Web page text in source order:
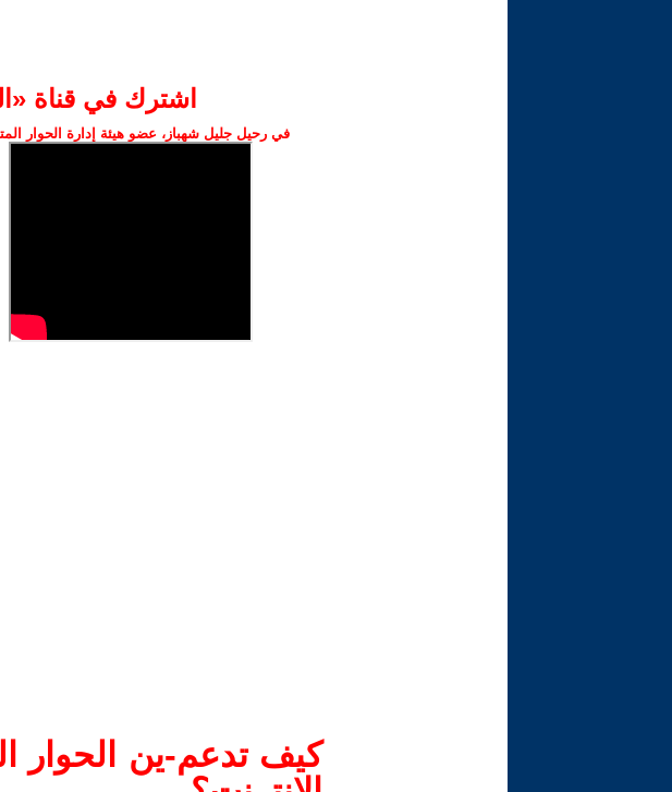
اشترك في قناة
في رحيل جليل شهباز، عضو هيئة إدارة الحوار
كيف تدعم-ين الحوار